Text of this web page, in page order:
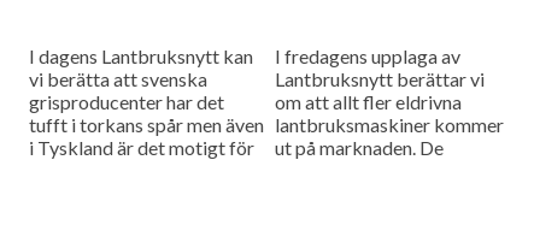
I dagens Lantbruksnytt kan
vi berätta att svenska
grisproducenter har det
tufft i torkans spår men även
i Tyskland är det motigt för
I fredagens upplaga av
Lantbruksnytt berättar vi
om att allt fler eldrivna
lantbruksmaskiner kommer
ut på marknaden. De